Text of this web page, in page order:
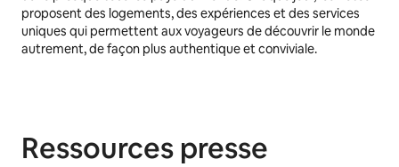
proposent des logements, des expériences et des services
uniques qui permettent aux voyageurs de découvrir le monde
autrement, de façon plus authentique et conviviale.
Ressources presse